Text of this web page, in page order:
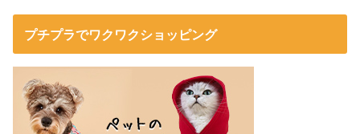
プチプラでワクワクショッピング